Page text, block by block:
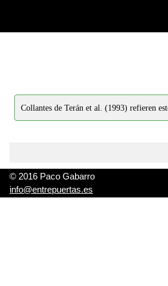
Collantes de Terán et al. (1993) refieren
© 2016 Paco Gabarro
info@entrepuertas.es